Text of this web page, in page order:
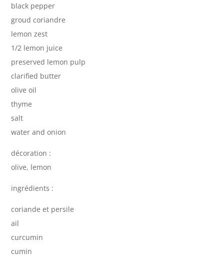
black pepper
groud coriandre
lemon zest
1/2 lemon juice
preserved lemon pulp
clarified butter
olive oil
thyme
salt
water and onion
décoration :
olive, lemon
ingrédients :
coriande et persile
ail
curcumin
cumin